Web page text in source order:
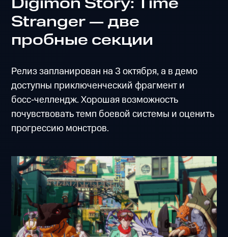
Stranger — две
пробные секции
Релиз запланирован на 3 октября, а в демо
доступны приключенческий фрагмент и
босс‑челлендж. Хорошая возможность
почувствовать темп боевой системы и оценить
прогрессию монстров.